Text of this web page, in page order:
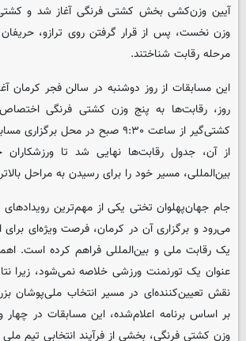
آیین وزن‌کشی بخش کشتی فرنگی آغاز شد و
وزن نخست، پس از قرار گرفتن روی ترازو، حریفان
مرحله رقابت شناختند.
این مسابقات از روز دوشنبه در سالن فجر کرمان
کشتی‌گیر از ساعت ۹:۳۰ صبح در محل
از آن، جدول رقابت‌ها نهایی شد تا ورزشکاران
بین‌المللی، مسیر خود را برای رسیدن به مراحل
جام جهان‌پهلوان تختی یکی از مهم‌ترین
می‌رود و برگزاری آن در کرمان، فرصت ویژه‌ای برای
یک رقابت ملی و بین‌المللی فراهم کرده است.
عنوان یک تورنمنت ورزشی خلاصه نمی‌شود، زیرا
نقش تعیین‌کننده‌ای در مسیر انتخاب ملی‌پوشان
بر اساس برنامه اعلام‌شده، این مسابقات در
وزن کشتی فرنگی، بخشی از فرآیند انتخابی تیم